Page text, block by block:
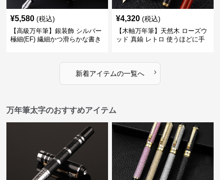
¥5,580 (税込)
【高級万年筆】銀装飾 シルバー
極細(EF) 繊細かつ滑らかな書き
¥4,320 (税込)
【木軸万年筆】天然木 ローズウ
ッド 真鍮 レトロ 使うほどに手
新着アイテムの一覧へ ›
万年筆太字のおすすめアイテム